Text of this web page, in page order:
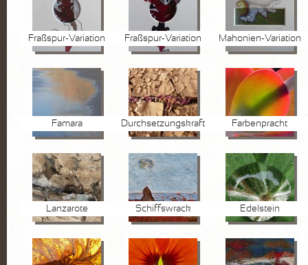
Fraßspur-Variation Fraßspur-Variation Mahonien-Variation
Famara Durchsetzungskraft Farbenpracht
Lanzarote Schiffswrack Edelstein